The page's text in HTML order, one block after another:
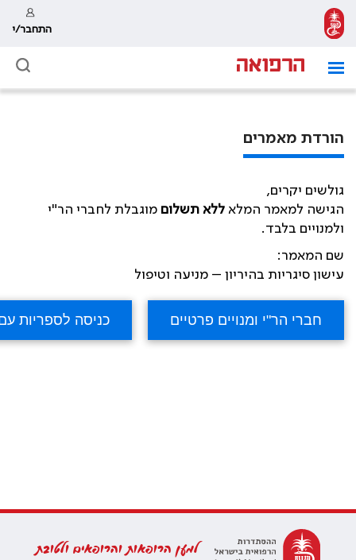
התחבר/י
הורדת מאמרים
גולשים יקרים,
הגישה למאמר המלא ללא תשלום מוגבלת לחברי הר"י
ולמנויים בלבד.
שם המאמר:
עישון סיגריות בהיריון – מניעה וטיפול
למען הרופאות והרופאים ולטובת